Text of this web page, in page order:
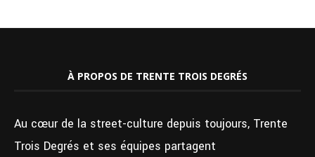
À PROPOS DE TRENTE TROIS DEGRÉS
Au cœur de la street-culture depuis toujours, Trente
Trois Degrés et ses équipes partagent